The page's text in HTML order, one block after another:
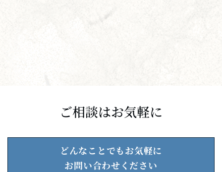
ご相談はお気軽に
どんなことでもお気軽に
お問い合わせください